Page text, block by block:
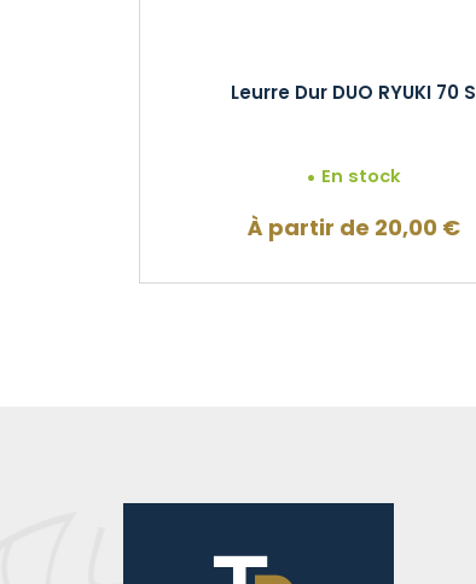
Leurre Dur DUO RYUKI 70 S
En stock
À partir de 20,00 €